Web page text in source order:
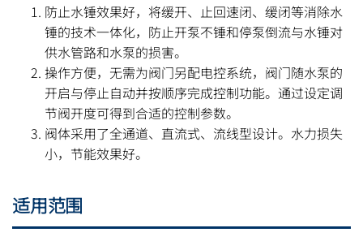
防止水锤效果好，将缓开、止回速闭、缓闭等消除水
锤的技术一体化，防止开泵不锤和停泵倒流与水锤对
供水管路和水泵的损害。
操作方便，无需为阀门另配电控系统，阀门随水泵的
开启与停止自动并按顺序完成控制功能。通过设定调
节阀开度可得到合适的控制参数。
阀体采用了全通道、直流式、流线型设计。水力损失
小，节能效果好。
适用范围